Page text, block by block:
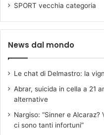
SPORT vecchia categoria
News dal mondo
Le chat di Delmastro: la
Abrar, suicida in cella a 21
alternative
Nargiso: “Sinner e
ci sono tanti infortuni”